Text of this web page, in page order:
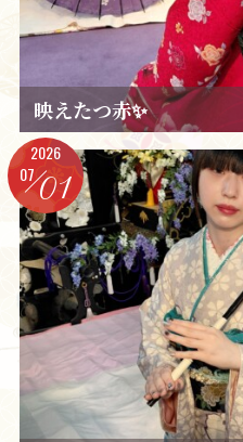
映えたつ赤✨️
2026
0701